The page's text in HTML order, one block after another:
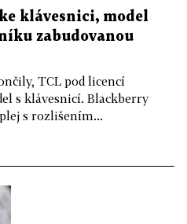
klávesnici, model
zabudovanou
TCL pod licencí
s klávesnicí. Blackberry
s rozlišením...